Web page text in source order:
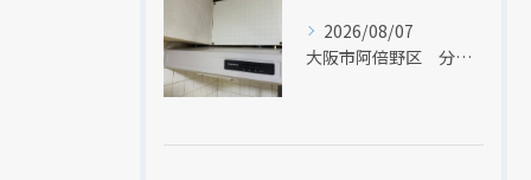
2026/08/07
大阪市阿倍野区 分譲マンションのレンジフード取替リフォーム工事 タカラスタンダード